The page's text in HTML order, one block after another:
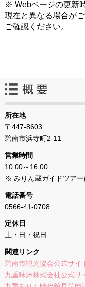
※ Webページの更新
現在と異なる場合が
ご確認ください。
所在地
〒447-8603
碧南市浜寺町2-11
営業時間
10:00～16:00
※ みりん蔵ガイドツア
電話番号
0566-41-0708
定休日
土・日・祝日
関連リンク
碧南市観光協会公式サ
九重味淋株式会社公式サ